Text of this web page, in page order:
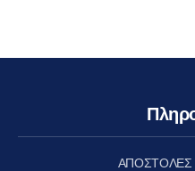
ΑΠΟΣΤΟΛΕΣ